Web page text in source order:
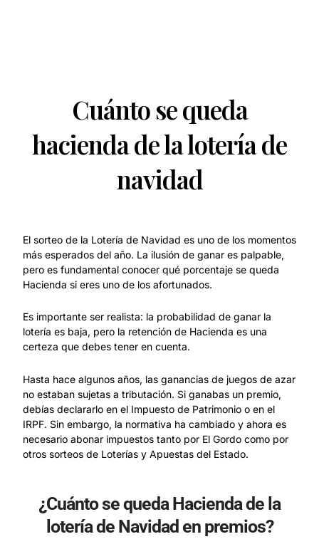
Cuánto se queda
hacienda de la lotería de
navidad
El sorteo de la Lotería de Navidad es uno de los momentos
más esperados del año. La ilusión de ganar es palpable,
pero es fundamental conocer qué porcentaje se queda
Hacienda si eres uno de los afortunados.
Es importante ser realista: la probabilidad de ganar la
lotería es baja, pero la retención de Hacienda es una
certeza que debes tener en cuenta.
Hasta hace algunos años, las ganancias de juegos de azar
no estaban sujetas a tributación. Si ganabas un premio,
debías declararlo en el Impuesto de Patrimonio o en el
IRPF. Sin embargo, la normativa ha cambiado y ahora es
necesario abonar impuestos tanto por El Gordo como por
otros sorteos de Loterías y Apuestas del Estado.
¿Cuánto se queda Hacienda de la
lotería de Navidad en premios?